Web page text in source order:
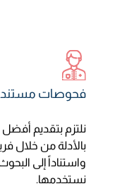
فحوصات
نلتزم بتقديم أفضل
بالأدلة من خلال
واستناداً إلى
نستخدمها.